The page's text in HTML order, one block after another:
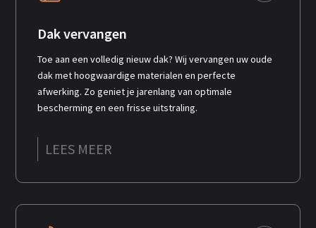
Dak vervangen
Toe aan een volledig nieuw dak? Wij vervangen uw oude
dak met hoogwaardige materialen en perfecte
afwerking. Zo geniet je jarenlang van optimale
bescherming en een frisse uitstraling.
LEES MEER